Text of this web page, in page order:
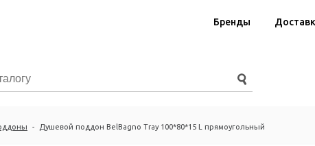
Бренды
- Душевой поддон BelBagno Tray 100*80*15 L прямоугольный